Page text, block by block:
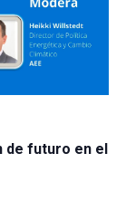
de futuro en el